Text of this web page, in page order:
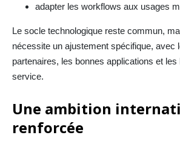
adapter les workflows aux usages
Le socle technologique reste commun,
nécessite un ajustement spécifique, avec
partenaires, les bonnes applications et
service.
Une ambition
renforcée